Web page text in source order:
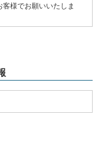
客様でお願いいたしま